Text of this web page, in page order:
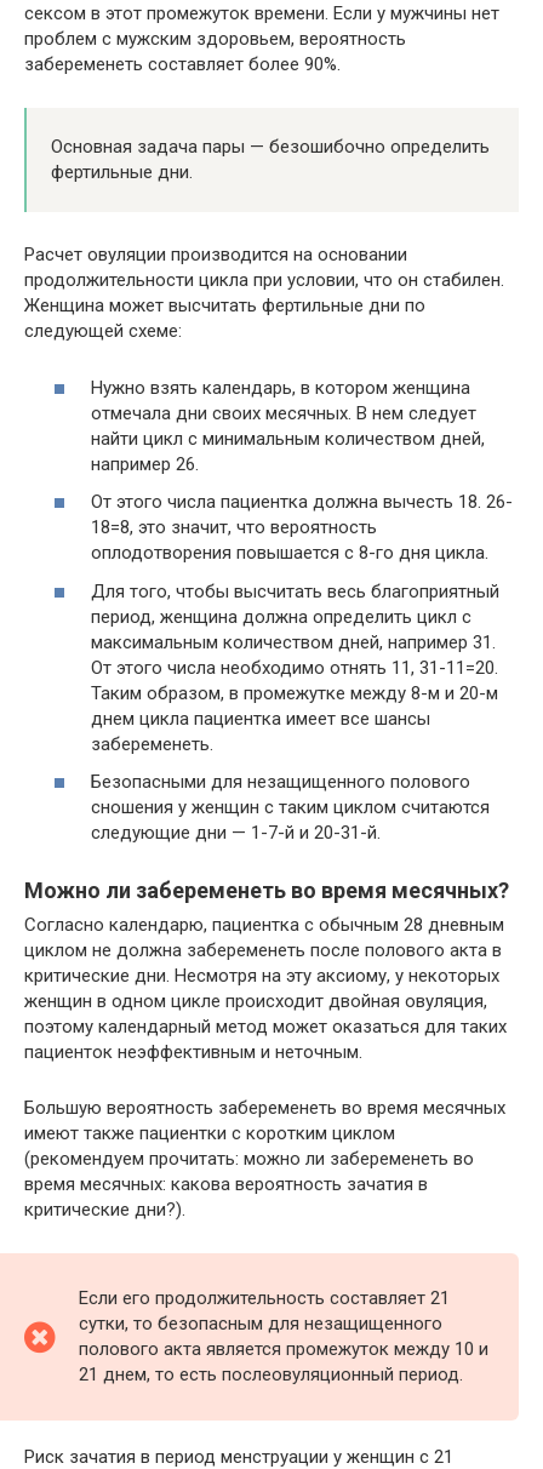
сексом в этот промежуток времени. Если у мужчины нет
проблем с мужским здоровьем, вероятность
забеременеть составляет более 90%.
Основная задача пары — безошибочно определить
фертильные дни.
Расчет овуляции производится на основании
продолжительности цикла при условии, что он стабилен.
Женщина может высчитать фертильные дни по
следующей схеме:
Нужно взять календарь, в котором женщина
отмечала дни своих месячных. В нем следует
найти цикл с минимальным количеством дней,
например 26.
От этого числа пациентка должна вычесть 18. 26-
18=8, это значит, что вероятность
оплодотворения повышается с 8-го дня цикла.
Для того, чтобы высчитать весь благоприятный
период, женщина должна определить цикл с
максимальным количеством дней, например 31.
От этого числа необходимо отнять 11, 31-11=20.
Таким образом, в промежутке между 8-м и 20-м
днем цикла пациентка имеет все шансы
забеременеть.
Безопасными для незащищенного полового
сношения у женщин с таким циклом считаются
следующие дни — 1-7-й и 20-31-й.
Можно ли забеременеть во время месячных?
Согласно календарю, пациентка с обычным 28 дневным
циклом не должна забеременеть после полового акта в
критические дни. Несмотря на эту аксиому, у некоторых
женщин в одном цикле происходит двойная овуляция,
поэтому календарный метод может оказаться для таких
пациенток неэффективным и неточным.
Большую вероятность забеременеть во время месячных
имеют также пациентки с коротким циклом
(рекомендуем прочитать: можно ли забеременеть во
время месячных: какова вероятность зачатия в
критические дни?).
Если его продолжительность составляет 21
сутки, то безопасным для незащищенного
полового акта является промежуток между 10 и
21 днем, то есть послеовуляционный период.
Риск зачатия в период менструации у женщин с 21